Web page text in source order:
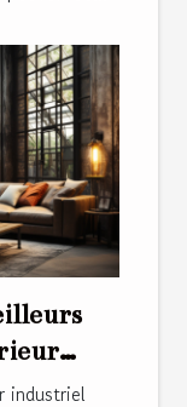
industriel